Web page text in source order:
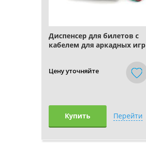
Диспенсер для билетов с
кабелем для аркадных игр
Цену уточняйте
Купить Перейти